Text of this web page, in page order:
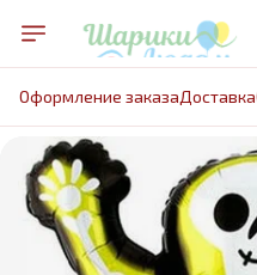
Оформление заказаДоставка